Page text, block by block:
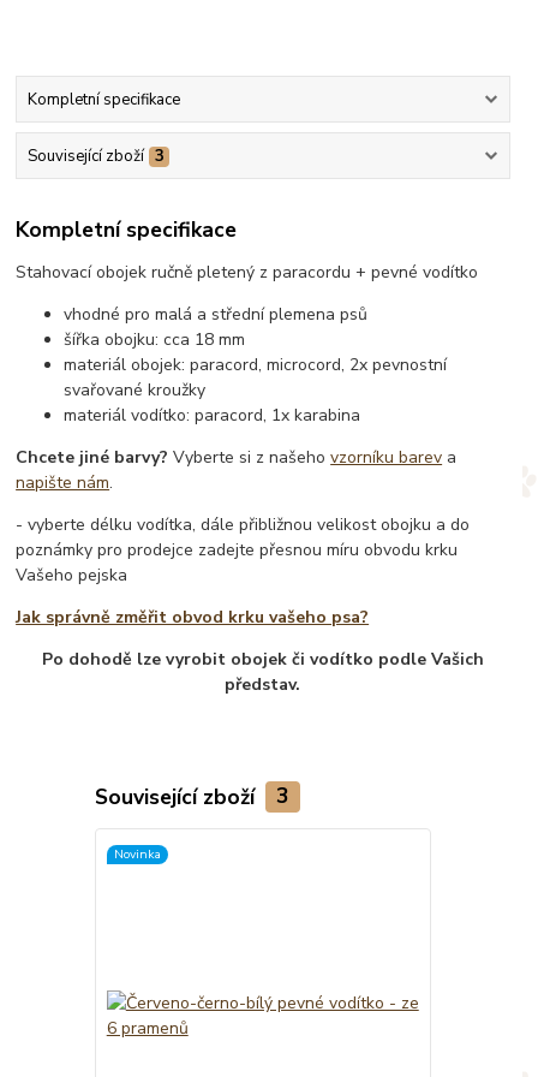
Kompletní specifikace
Související zboží 3
Kompletní specifikace
Stahovací obojek ručně pletený z paracordu + pevné vodítko
vhodné pro malá a střední plemena psů
šířka obojku: cca 18 mm
materiál obojek: paracord, microcord, 2x pevnostní
svařované kroužky
materiál vodítko: paracord, 1x karabina
Chcete jiné barvy? Vyberte si z našehovzorníku barev a
napište nám.
- vyberte délku vodítka, dále přibližnou velikost obojku a do
poznámky pro prodejce zadejte přesnou míru obvodu krku
Vašeho pejska
Jak správně změřit obvod krku vašeho psa?
Po dohodě lze vyrobit obojek či vodítko podle Vašich
představ.
Související zboží 3
Novinka